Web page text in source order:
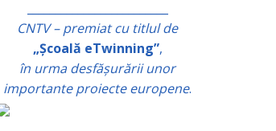
CNTV – premiat cu titlul de
„Școală eTwinning”,
în urma desfășurării unor
importante proiecte europene.